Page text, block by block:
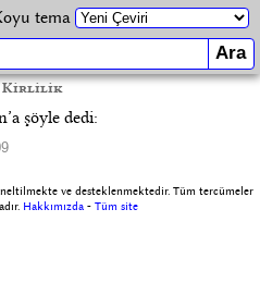
tema
Kirlilik
şöyle dedi:
ve desteklenmektedir. Tüm tercümeler
Hakkımızda -Tüm site